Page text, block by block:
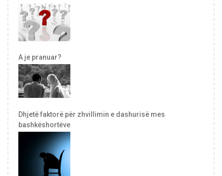
A je pranuar?
Dhjetë faktorë për zhvillimin e dashurisë mes
bashkëshortëve